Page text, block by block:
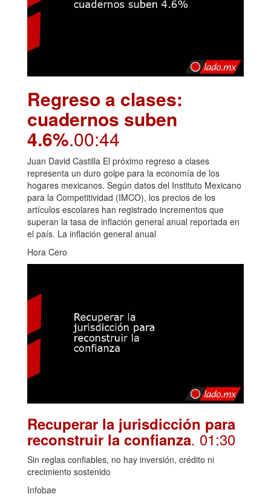
Regreso a clases:
cuadernos suben
4.6%.00:44
Juan David Castilla El próximo regreso a clases
representa un duro golpe para la economía de los
hogares mexicanos. Según datos del Instituto Mexicano
para la Competitividad (IMCO), los precios de los
artículos escolares han registrado incrementos que
superan la tasa de inflación general anual reportada en
el país. La inflación general anual
Hora Cero
Recuperar la jurisdicción para
reconstruir la confianza. 01:30
Sin reglas confiables, no hay inversión, crédito ni
crecimiento sostenido
Infobae